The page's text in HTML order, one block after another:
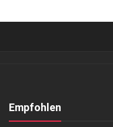
Kontakt, Impressum
Empfohlen